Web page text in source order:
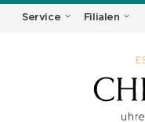
Service Filialen